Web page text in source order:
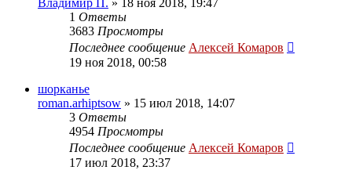
1 Ответы
3683 Просмотры
Последнее сообщение Алексей Комаров
19 ноя 2018, 00:58
шорканье
roman.arhiptsow » 15 июл 2018, 14:07
3 Ответы
4954 Просмотры
Последнее сообщение Алексей Комаров
17 июл 2018, 23:37